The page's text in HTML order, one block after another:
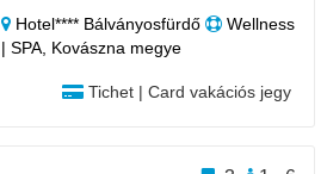
Hotel**** Bálványosfürdő
Wellness
| SPA, Kovászna megye
Tichet | Card vakációs jegy